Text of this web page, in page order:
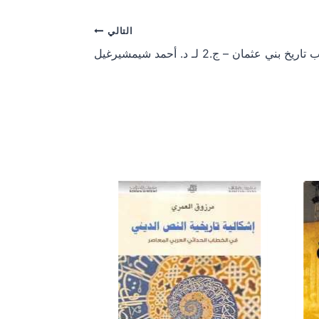
التالي
بني عثمان – ج.2 لـ د. أحمد شيمشيرغيل